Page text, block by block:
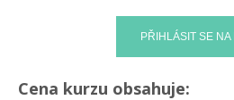
Cena kurzu obsahuje: